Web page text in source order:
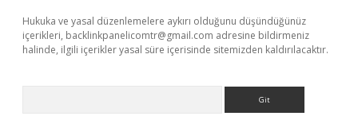
Hukuka ve yasal düzenlemelere aykırı olduğunu düşündüğünüz
içerikleri, backlinkpanelicomtr@gmail.com adresine bildirmeniz
halinde, ilgili içerikler yasal süre içerisinde sitemizden kaldırılacaktır.